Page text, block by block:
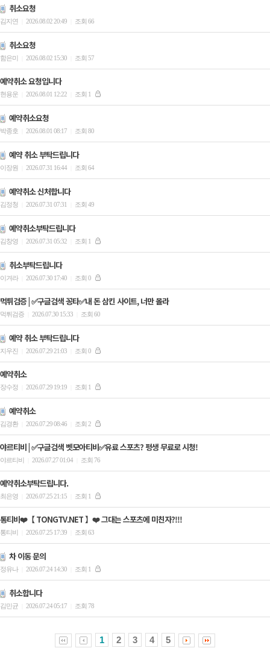
취소요청
김지연 2026.08.02 20:49 조회 66
취소요청
함은미 2026.08.02 15:30 조회 57
예약취소 요청입니다
현용운 2026.08.01 12:22 조회 1
예약취소요청
박종호 2026.08.01 08:17 조회 80
예약 취소 부탁드립니다
이장원 2026.07.31 16:44 조회 64
예약취소 신처합니다
김정청 2026.07.31 07:31 조회 49
예약취소부탁드립니다
김창영 2026.07.31 05:32 조회 1
취소부탁드립니다
이겨라 2026.07.30 17:40 조회 0
먹튀검증 | ✅구글검색 꽁타✅내 돈 삼킨 사이트, 너만 몰라
먹튀검증 2026.07.30 15:33 조회 60
예약 취소 부탁드립니다
지우진 2026.07.29 21:03 조회 0
예약취소
장수정 2026.07.29 19:19 조회 1
예약취소
김경환 2026.07.29 08:46 조회 2
야르티비 | ✅구글검색 벳모아티비✅유료 스포츠? 평생 무료로 시청!
야르티비 2026.07.27 01:04 조회 76
예약취소부탁드립니다.
최은영 2026.07.25 21:15 조회 1
통티비❤️【 TONGTV.NET 】❤️ 그대는 스포츠에 미친자?!!!
통티비 2026.07.25 17:39 조회 63
차 이동 문의
정유나 2026.07.24 14:30 조회 1
취소합니다
김민균 2026.07.24 05:17 조회 78
1 2 3 4 5